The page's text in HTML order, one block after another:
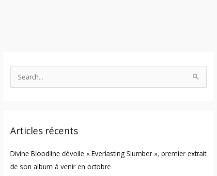
c
f
o
Articles récents
Divine Bloodline dévoile « Everlasting Slumber », premier extrait
de son album à venir en octobre